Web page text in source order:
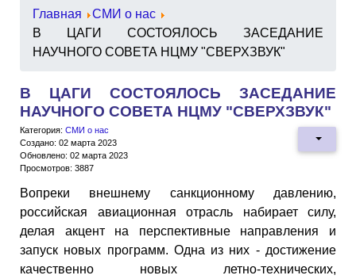
Главная
СМИ о нас
В ЦАГИ СОСТОЯЛОСЬ ЗАСЕДАНИЕ
НАУЧНОГО СОВЕТА НЦМУ "СВЕРХЗВУК"
В ЦАГИ СОСТОЯЛОСЬ ЗАСЕДАНИЕ
НАУЧНОГО СОВЕТА НЦМУ "СВЕРХЗВУК"
Категория: СМИ о нас
Создано: 02 марта 2023
Обновлено: 02 марта 2023
Просмотров: 3887
Вопреки внешнему санкционному давлению,
российская авиационная отрасль набирает силу,
делая акцент на перспективные направления и
запуск новых программ. Одна из них - достижение
качественно новых летно-технических,